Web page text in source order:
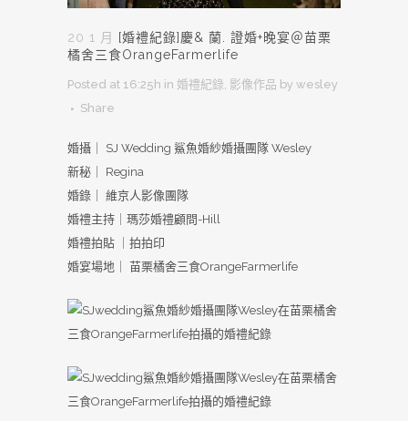
20 1 月
[婚禮紀錄]慶& 蘭. 證婚+晚宴＠苗栗
橘舍三食OrangeFarmerlife
Posted at 16:25h in 婚禮紀錄, 影像作品 by wesley
Share
婚攝｜ SJ Wedding 鯊魚婚紗婚攝團隊 Wesley
新秘｜ Regina
婚錄｜ 維京人影像團隊
婚禮主持｜瑪莎婚禮顧問-Hill
婚禮拍貼 ｜拍拍印
婚宴場地｜ 苗栗橘舍三食OrangeFarmerlife